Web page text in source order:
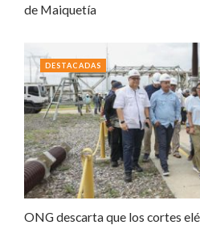
de Maiquetía
ONG descarta que los cortes
DESTACADAS